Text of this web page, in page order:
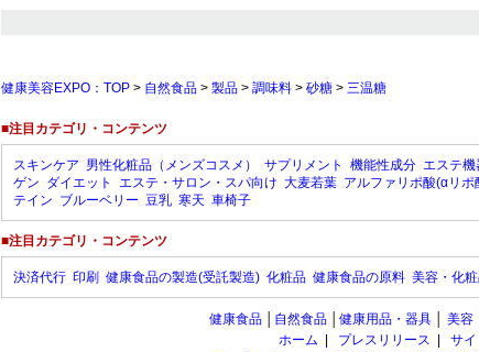
健康美容EXPO：TOP > 自然食品 > 製品 > 調味料 > 砂糖 > 三温糖
■注目カテゴリ・コンテンツ
スキンケア 男性化粧品（メンズコスメ） サプリメント 機能性成分 エステ機
ゲン ダイエット エステ・サロン・スパ向け 大麦若葉 アルファリポ酸(αリポ
テイン ブルーベリー 豆乳 寒天 車椅子
■注目カテゴリ・コンテンツ
決済代行 印刷 健康食品の製造(受託製造) 化粧品 健康食品の原料 美容・化
健康食品 自然食品 健康用品・器具 美容
ホーム
プレスリリース サ